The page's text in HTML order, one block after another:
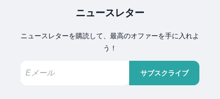
ニュースレター
ニュースレターを購読して、最高のオファーを手に入れよ
う！
サブスクライブ